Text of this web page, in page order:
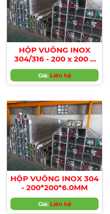
HỘP VUÔNG INOX
304/316 - 200 x 200 x
4.0MM
Giá: Liên hệ
HỘP VUÔNG INOX 304
- 200*200*6.0MM
Giá: Liên hệ